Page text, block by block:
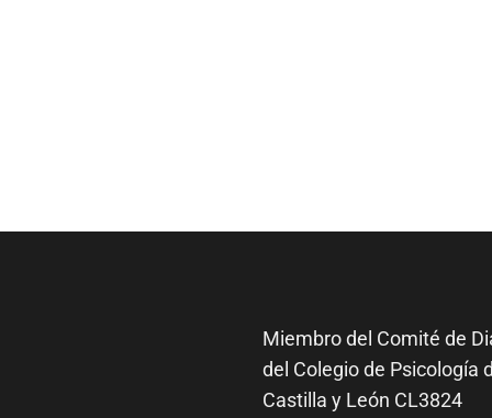
Miembro del Comité de
del Colegio de Psicología
Castilla y León CL3824